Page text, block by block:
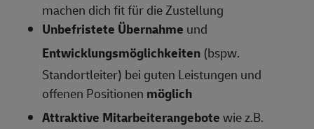
machen dich fit für die Zustellung
Unbefristete Übernahme und
Entwicklungsmöglichkeiten (bspw.
Standortleiter) bei guten Leistungen und
offenen Positionen möglich
Attraktive Mitarbeiterangebotewie z.B.